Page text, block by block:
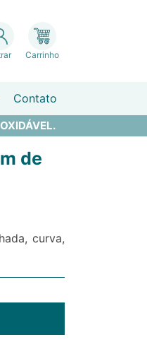
Carrinho
Contato
de
curva,